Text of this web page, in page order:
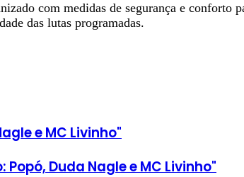
com medidas de segurança e
das lutas programadas.
e MC Livinho"
Duda Nagle e MC Livinho"